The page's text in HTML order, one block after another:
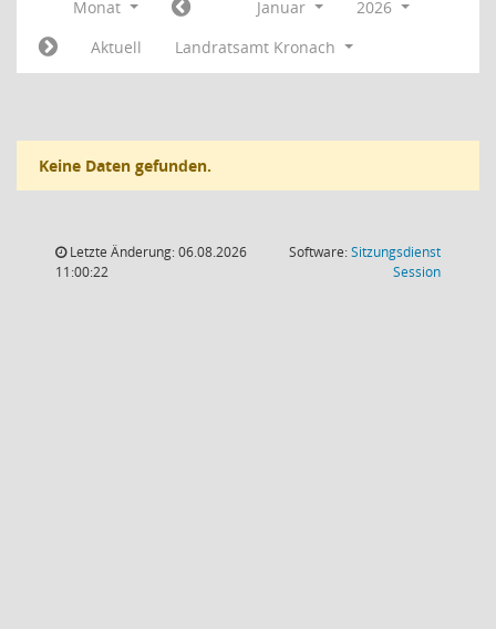
Monat Januar
2026
Aktuell
Landratsamt Kronach
Keine Daten gefunden.
Letzte Änderung: 06.08.2026
11:00:22
Software:Sitzungsdienst
Session(Wird in